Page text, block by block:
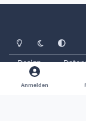
Heller ModusDunkler Modus
Design
© Copyright 2025 -
Anmelden